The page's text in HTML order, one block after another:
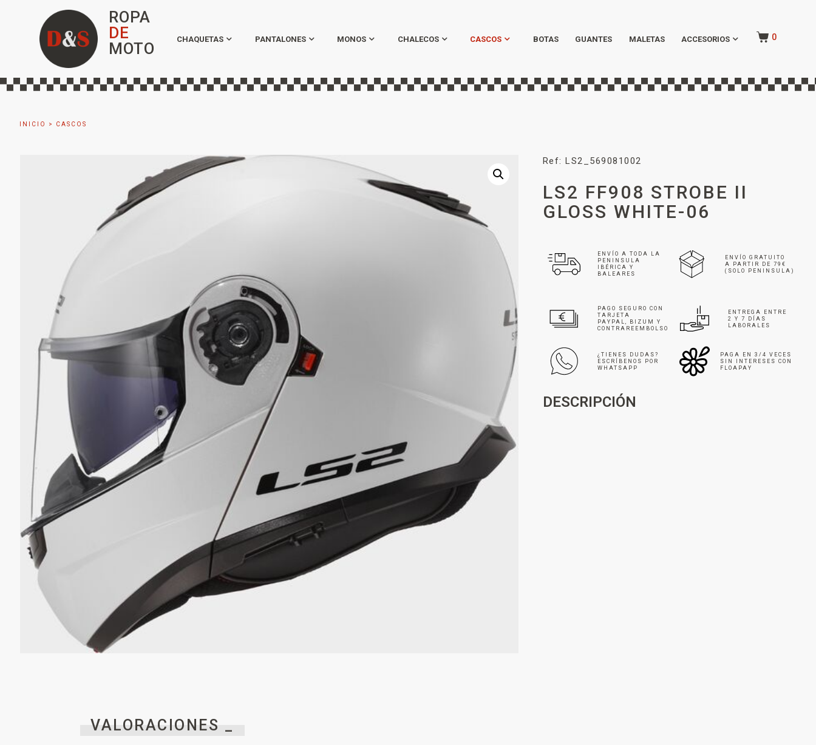
ROPA
DE
MOTO
CHAQUETAS PANTALONES MONOS CHALECOS CASCOS BOTAS GUANTES MALETAS ACCESORIOS 0
INICIO > CASCOS
Ref: LS2_569081002
LS2 FF908 STROBE II
GLOSS WHITE-06
ENVÍO A TODA LA
PENINSULA
IBÉRICA Y
BALEARES
ENVÍO GRATUITO
A PARTIR DE 79€
(SOLO PENINSULA)
PAGO SEGURO CON
TARJETA
PAYPAL, BIZUM Y
CONTRAREEMBOLSO
ENTREGA ENTRE
2 Y 7 DÍAS
LABORALES
¿TIENES DUDAS?
ESCRÍBENOS POR
WHATSAPP
PAGA EN 3/4 VECES
SIN INTERESES CON
FLOAPAY
DESCRIPCIÓN
VALORACIONES _